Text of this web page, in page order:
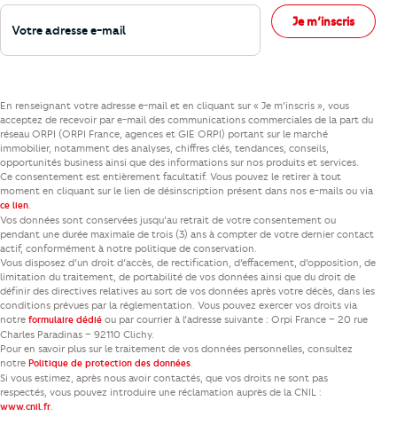
Votre adresse e-mail
Je m’inscris
En renseignant votre adresse e-mail et en cliquant sur « Je m’inscris », vous
acceptez de recevoir par e-mail des communications commerciales de la part du
réseau ORPI (ORPI France, agences et GIE ORPI) portant sur le marché
immobilier, notamment des analyses, chiffres clés, tendances, conseils,
opportunités business ainsi que des informations sur nos produits et services.
Ce consentement est entièrement facultatif. Vous pouvez le retirer à tout
moment en cliquant sur le lien de désinscription présent dans nos e-mails ou via
ce lien.
Vos données sont conservées jusqu’au retrait de votre consentement ou
pendant une durée maximale de trois (3) ans à compter de votre dernier contact
actif, conformément à notre politique de conservation.
Vous disposez d’un droit d’accès, de rectification, d’effacement, d’opposition, de
limitation du traitement, de portabilité de vos données ainsi que du droit de
définir des directives relatives au sort de vos données après votre décès, dans les
conditions prévues par la réglementation. Vous pouvez exercer vos droits via
notre formulaire dédié ou par courrier à l’adresse suivante : Orpi France – 20 rue
Charles Paradinas – 92110 Clichy.
Pour en savoir plus sur le traitement de vos données personnelles, consultez
notre Politique de protection des données.
Si vous estimez, après nous avoir contactés, que vos droits ne sont pas
respectés, vous pouvez introduire une réclamation auprès de la CNIL :
www.cnil.fr.